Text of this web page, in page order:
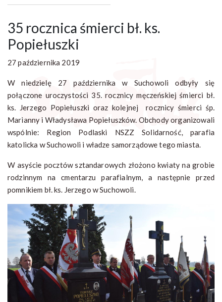
35 rocznica śmierci bł. ks.
Popiełuszki
27 października 2019
W niedzielę 27 października w Suchowoli odbyły się
połączone uroczystości 35. rocznicy męczeńskiej śmierci bł.
ks. Jerzego Popiełuszki oraz kolejnej rocznicy śmierci śp.
Marianny i Władysława Popiełuszków. Obchody organizowali
wspólnie: Region Podlaski NSZZ Solidarność, parafia
katolicka w Suchowoli i władze samorządowe tego miasta.
W asyście pocztów sztandarowych złożono kwiaty na grobie
rodzinnym na cmentarzu parafialnym, a następnie przed
pomnikiem bł. ks. Jerzego w Suchowoli.